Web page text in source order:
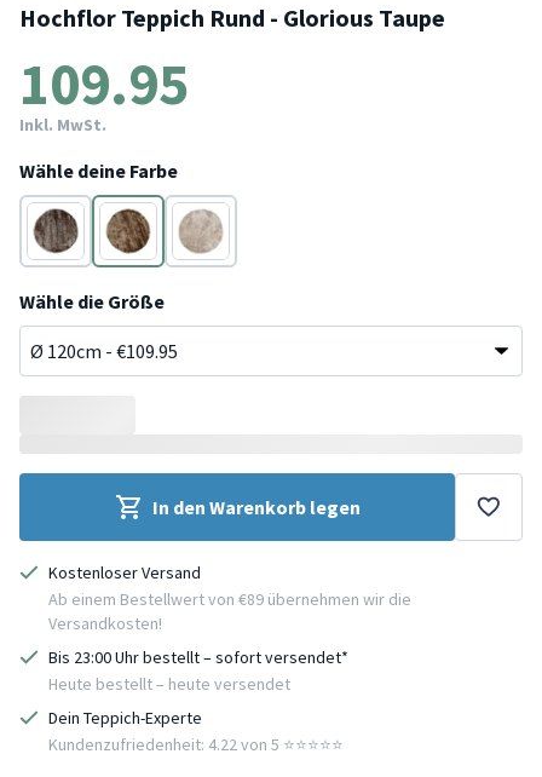
Hochflor Teppich Rund - Glorious Taupe
109.95
Inkl. MwSt.
Wähle deine Farbe
Grau Taupe
Creme
Wähle die Größe
In den Warenkorb legen
Kostenloser Versand
Ab einem Bestellwert von €89 übernehmen wir die
Versandkosten!
Bis 23:00 Uhr bestellt – sofort versendet*
Heute bestellt – heute versendet
Dein Teppich-Experte
Kundenzufriedenheit: 4.22 von 5 ⭐️⭐️⭐️⭐️⭐️